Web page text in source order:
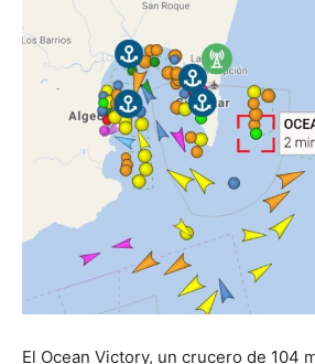
El Ocean Victory, un crucero de 104